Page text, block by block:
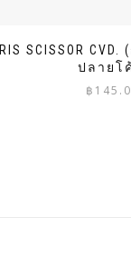
IRIS SCISSOR
ปลายโ
฿